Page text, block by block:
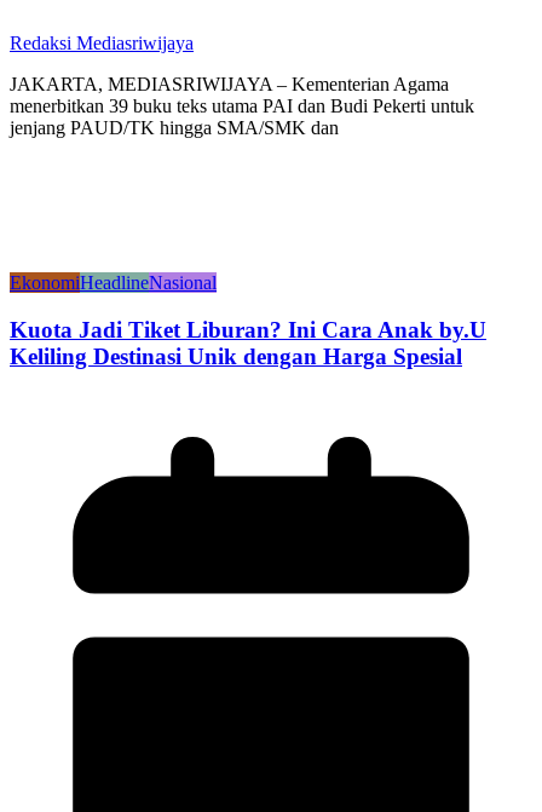
Redaksi Mediasriwijaya
JAKARTA, MEDIASRIWIJAYA – Kementerian Agama
menerbitkan 39 buku teks utama PAI dan Budi Pekerti untuk
jenjang PAUD/TK hingga SMA/SMK dan
EkonomiHeadlineNasional
Kuota Jadi Tiket Liburan? Ini Cara Anak by.U
Keliling Destinasi Unik dengan Harga Spesial